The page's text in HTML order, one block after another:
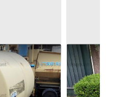
5#9164 2
qli 30
Lamezia
408 €